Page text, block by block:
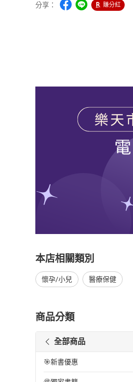
分享： 賺分紅
本店相關類別
懷孕/小兒 醫療保健
商品分類
全部商品
🎯新書優惠